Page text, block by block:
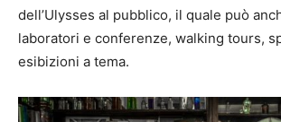
dell’Ulysses al pubblico, il quale può
laboratori e conferenze, walking tours,
esibizioni a tema.